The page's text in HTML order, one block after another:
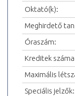
Oktató(k):
Meghirdető
Óraszám:
Kreditek
Maximális
Speciális jelzők: